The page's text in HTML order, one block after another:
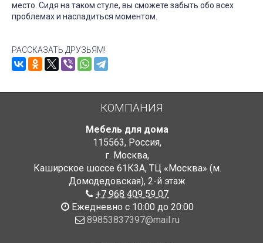
место. Сидя на таком стуле, вы сможете забыть обо всех
проблемах и насладиться моментом.
РАССКАЗАТЬ ДРУЗЬЯМ!
КОМПАНИЯ
Мебель для дома
115563, Россия,
г. Москва,
Каширское шоссе 61К3А, ТЦ «Москва» (м.
Домодедовская), 2-й этаж
+7 968 409 59 07
Ежедневно с 10:00 до 20:00
89853837397@mail.ru